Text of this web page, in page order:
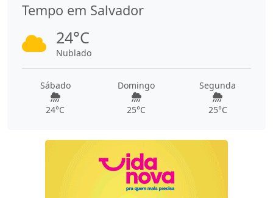
Tempo em Salvador
24°C
Nublado
Sábado
24°C
Domingo
25°C
Segunda
25°C